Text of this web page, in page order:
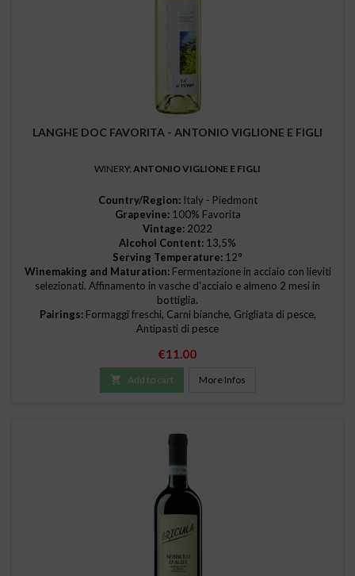
LANGHE DOC FAVORITA - ANTONIO VIGLIONE E FIGLI
WINERY: ANTONIO VIGLIONE E FIGLI
Country/Region:Italy - Piedmont
Grapevine:100% Favorita
Vintage: 2022
Alcohol Content: 13,5%
Serving Temperature: 12°
Winemaking and Maturation:Fermentazione in acciaio con lieviti
selezionati. Affinamento in vasche d'acciaio e almeno 2 mesi in
bottiglia.
Pairings:Formaggi freschi, Carni bianche, Grigliata di pesce,
Antipasti di pesce
Price
€11.00
 Add to cart More Infos